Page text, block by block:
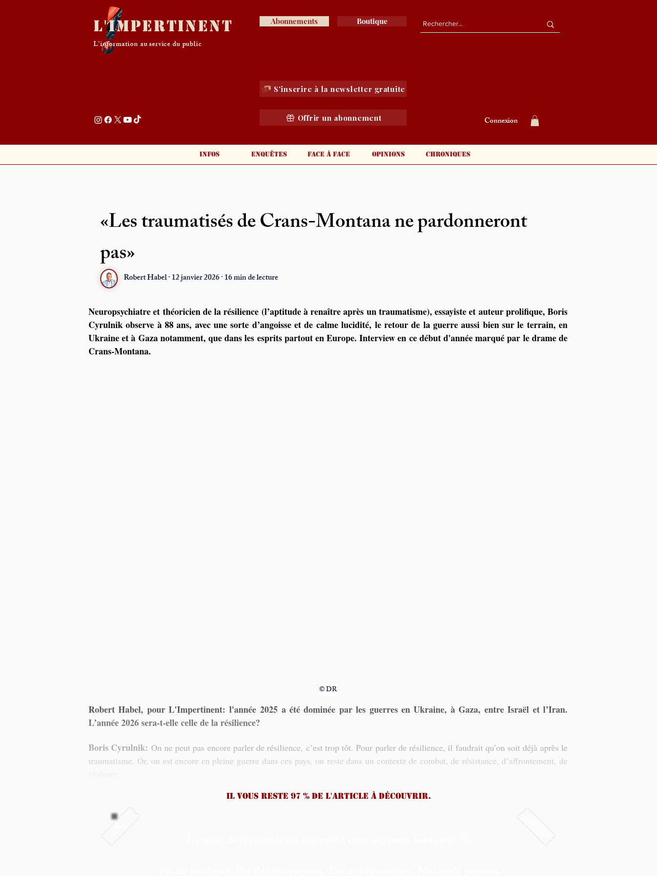
L'Impertinent
L'information au service du public
Abonnements Boutique
S'inscrire à la newsletter gratuite
Offrir un abonnement Connexion
Infos Enquêtes Face à face Opinions Chroniques
«Les traumatisés de Crans-Montana ne pardonneront
pas»
Robert Habel · 12 janvier 2026 · 16 min de lecture
Neuropsychiatre et théoricien de la résilience (l’aptitude à renaître après un traumatisme), essayiste et auteur prolifique, Boris
Cyrulnik observe à 88 ans, avec une sorte d’angoisse et de calme lucidité, le retour de la guerre aussi bien sur le terrain, en
Ukraine et à Gaza notamment, que dans les esprits partout en Europe. Interview en ce début d'année marqué par le drame de
Crans-Montana.
© DR
Robert Habel, pour L'Impertinent: l'année 2025 a été dominée par les guerres en Ukraine, à Gaza, entre Israël et l’Iran.
L’année 2026 sera-t-elle celle de la résilience?
Boris Cyrulnik: On ne peut pas encore parler de résilience, c’est trop tôt. Pour parler de résilience, il faudrait qu’on soit déjà après le
traumatisme. Or, on est encore en pleine guerre dans ces pays, on reste dans un contexte de combat, de résistance, d’affrontement, de
Il vous reste 97 % de l'article à découvrir.